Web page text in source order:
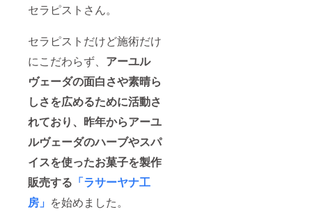
セラピストさん。
セラピストだけど施術だけ
にこだわらず、 アーユル
ヴェーダの面白さや素晴ら
しさを広めるために活動さ
れており、昨年からアーユ
ルヴェーダのハーブやスパ
イスを使ったお菓子を製作
販売する 「ラサーヤナ工
房」 を始めました。